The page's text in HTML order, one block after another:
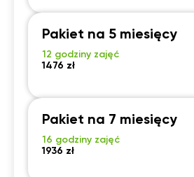
Pakiet na 5 miesięcy
12 godziny zajęć
1476 zł
Pakiet na 7 miesięcy
16 godziny zajęć
1936 zł